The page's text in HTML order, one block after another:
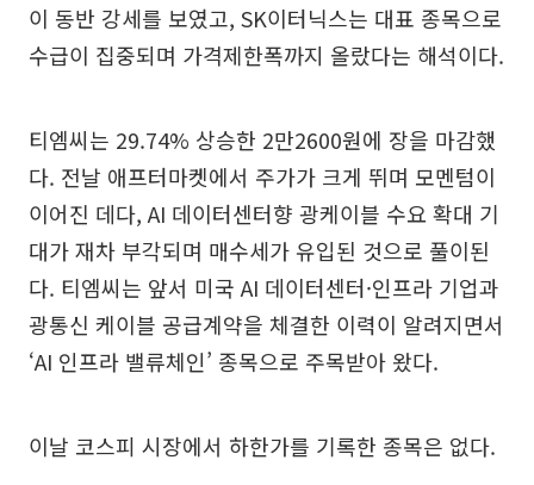
이 동반 강세를 보였고, SK이터닉스는 대표 종목으로
수급이 집중되며 가격제한폭까지 올랐다는 해석이다.
티엠씨는 29.74% 상승한 2만2600원에 장을 마감했
다. 전날 애프터마켓에서 주가가 크게 뛰며 모멘텀이
이어진 데다, AI 데이터센터향 광케이블 수요 확대 기
대가 재차 부각되며 매수세가 유입된 것으로 풀이된
다. 티엠씨는 앞서 미국 AI 데이터센터·인프라 기업과
광통신 케이블 공급계약을 체결한 이력이 알려지면서
‘AI 인프라 밸류체인’ 종목으로 주목받아 왔다.
이날 코스피 시장에서 하한가를 기록한 종목은 없다.